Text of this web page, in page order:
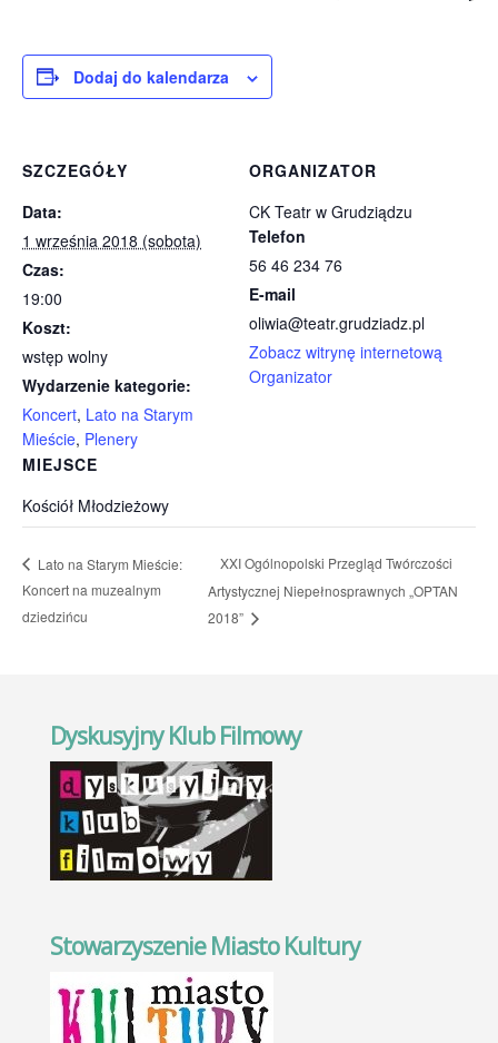
Dodaj do kalendarza
SZCZEGÓŁY
Data:
1 września 2018 (sobota)
Czas:
19:00
Koszt:
wstęp wolny
Wydarzenie kategorie:
Koncert, Lato na Starym
Mieście, Plenery
MIEJSCE
Kościół Młodzieżowy
ORGANIZATOR
CK Teatr w Grudziądzu
Telefon
56 46 234 76
E-mail
oliwia@teatr.grudziadz.pl
Zobacz witrynę internetową
Organizator
Lato na Starym Mieście:
Koncert na muzealnym
dziedzińcu
XXI Ogólnopolski Przegląd Twórczości
Artystycznej Niepełnosprawnych „OPTAN
2018”
Dyskusyjny Klub Filmowy
Stowarzyszenie Miasto Kultury